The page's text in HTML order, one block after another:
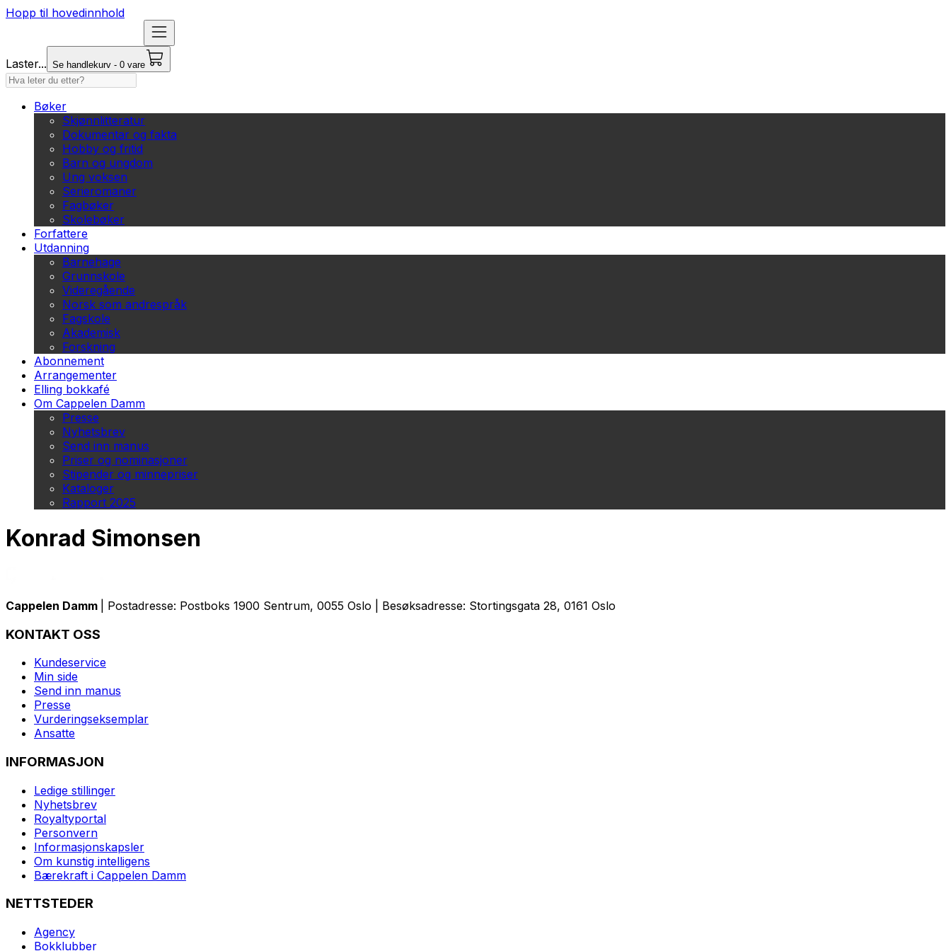
Hopp til hovedinnhold
Laster... Se handlekurv - 0 vare
Bøker
Skjønnlitteratur
Dokumentar og fakta
Hobby og fritid
Barn og ungdom
Ung voksen
Serieromaner
Fagbøker
Skolebøker
Forfattere
Utdanning
Barnehage
Grunnskole
Videregående
Norsk som andrespråk
Fagskole
Akademisk
Forskning
Abonnement
Arrangementer
Elling bokkafé
Om Cappelen Damm
Presse
Nyhetsbrev
Send inn manus
Priser og nominasjoner
Stipender og minnepriser
Kataloger
Rapport 2025
Konrad Simonsen
Cappelen Damm | Postadresse: Postboks 1900 Sentrum, 0055 Oslo | Besøksadresse: Stortingsgata 28, 0161 Oslo
KONTAKT OSS
Kundeservice
Min side
Send inn manus
Presse
Vurderingseksemplar
Ansatte
INFORMASJON
Ledige stillinger
Nyhetsbrev
Royaltyportal
Personvern
Informasjonskapsler
Om kunstig intelligens
Bærekraft i Cappelen Damm
NETTSTEDER
Agency
Bokklubber